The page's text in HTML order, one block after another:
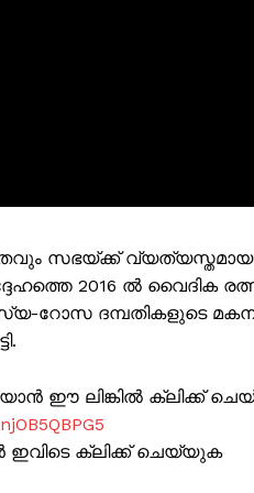
സഭയ്ക്ക്
2016 ൽ വൈദിക
റോസ ദമ്പതികളുടെ
ഈ ലിങ്കിൽ ക്ലിക്ക്
ഇവിടെ ക്ലിക്ക് ചെയ്യുക